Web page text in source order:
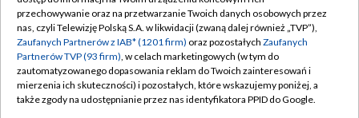
przechowywanie oraz na przetwarzanie Twoich danych osobowych przez
nas, czyli Telewizję Polską S.A. w likwidacji (zwaną dalej również „TVP”),
Zaufanych Partnerów z IAB* (1201 firm) oraz pozostałych Zaufanych
Partnerów TVP (93 firm), w celach marketingowych (w tym do
zautomatyzowanego dopasowania reklam do Twoich zainteresowań i
mierzenia ich skuteczności) i pozostałych, które wskazujemy poniżej, a
także zgody na udostępnianie przez nas identyfikatora PPID do Google.